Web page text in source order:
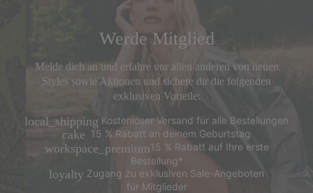
Werde Mitglied
Melde dich an und erfahre vor allen anderen von neuen
Styles sowie Aktionen und sichere dir die folgenden
exklusiven Vorteile:
local_shipping Kostenloser Versand für alle Bestellungen
cake 15 % Rabatt an deinem Geburtstag
workspace_premium15 % Rabatt auf Ihre erste
Bestellung*
loyalty Zugang zu exklusiven Sale-Angeboten
für Mitglieder